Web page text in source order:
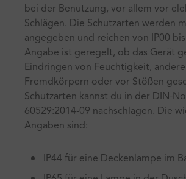
bei der Benutzung, vor allem vor
Schlägen. Die Schutzarten werden
angegeben und reichen von IP00 bis
Angabe ist geregelt, ob das Gerät
Eindringen von Feuchtigkeit,
Fremdkörpern oder vor Stößen
Schutzarten kannst du in der DIN-
60529:2014-09 nachschlagen. Die
Angaben sind:
IP44 für eine Deckenlampe im